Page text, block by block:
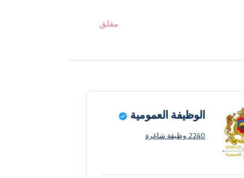
مغلق
الوظيفة العمومية
2240 وظيفة شاغرة